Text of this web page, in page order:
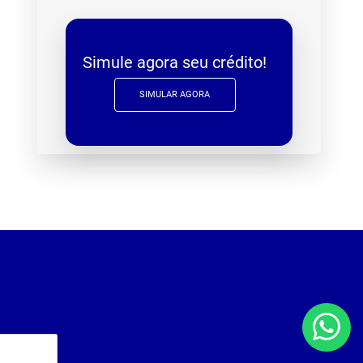
Simule agora seu crédito!
SIMULAR AGORA